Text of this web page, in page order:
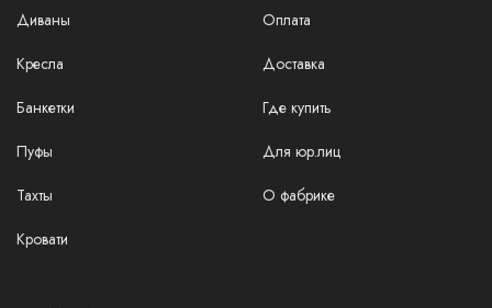
Диваны
Кресла
Банкетки
Пуфы
Тахты
Кровати
Оплата
Доставка
Где купить
Для юр.лиц
О фабрике